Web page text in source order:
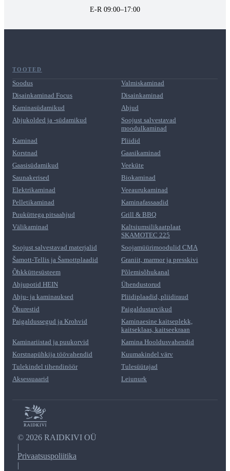
E-R 09:00–17:00
TOOTED
Soodus
Valmiskaminad
Disainkaminad Focus
Disainkaminad
Kaminasüdamikud
Ahjud
Ahjukolded ja -südamikud
Soojust salvestavad
moodulkaminad
Kaminad
Pliidid
Korstnad
Gaasikaminad
Gaasisüdamikud
Veeküte
Saunakerised
Biokaminad
Elektrikaminad
Veeaurukaminad
Pelletikaminad
Kaminafassaadid
Puuküttega pitsaahjud
Grill & BBQ
Välikaminad
Kaltsiumsilikaatplaat
SKAMOTEC 225
Soojust salvestavad materjalid
Soojamüürimoodulid CMA
Šamott-Tellis ja Šamottplaadid
Graniit, marmor ja presskivi
Õhkküttesüsteem
Põlemisõhukanal
Ahjupotid HEIN
Ühendustorud
Ahju- ja kaminauksed
Pliidiplaadid, pliidiraud
Õhurestid
Paigaldustarvikud
Paigaldussegud ja Krohvid
Kaminaesine kaitseplekk,
kaitseklaas, kaitseekraan
Kaminariistad ja puukorvid
Kamina Hooldusvahendid
Korstnapühkija töövahendid
Kuumakindel värv
Tulekindel tihendinöör
Tulesüütajad
Aksessuaarid
Leiunurk
© 2026 RAIDKIVI OÜ
|
Privaatsuspoliitika
|